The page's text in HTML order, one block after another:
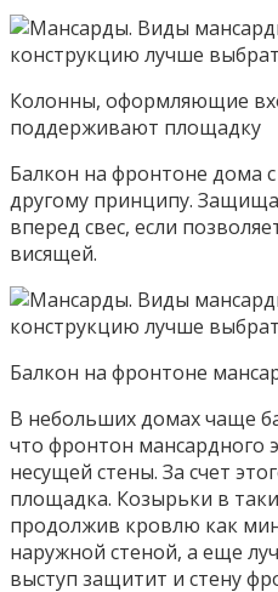
Колонны, оформляющие
поддерживают площадку
Балкон на фронтоне дома
другому принципу.
вперед свес, если
висящей.
Балкон на фронтоне
В небольших домах чаще
что фронтон мансардного
несущей стены. За счет
площадка. Козырьки в
продолжив кровлю как
наружной стеной, а еще
выступ защитит и стену